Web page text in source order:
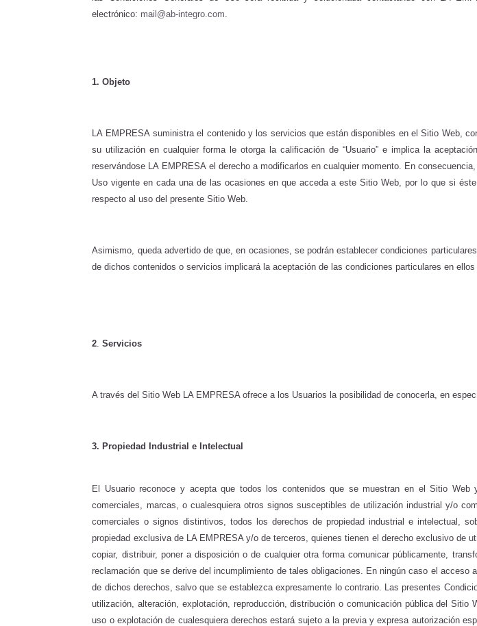
electrónico: mail@ab-integro.com
1. Objeto
LA EMPRESA suministra el contenido y los servicios que están disponibles en el Sitio Web,
su utilización en cualquier forma le otorga la calificación de “Usuario” e implica la
reservándose LA EMPRESA el derecho a modificarlos en cualquier momento. En
Uso vigente en cada una de las ocasiones en que acceda a este Sitio Web, por lo que si
respecto al uso del presente Sitio Web.
Asimismo, queda advertido de que, en ocasiones, se podrán establecer condiciones
de dichos contenidos o servicios implicará la aceptación de las condiciones particulares en ellos
2 Servicios
A través del Sitio Web LA EMPRESA ofrece a los Usuarios la posibilidad de conocerla, en
3. Propiedad Industrial e Intelectual
El Usuario reconoce y acepta que todos los contenidos que se muestran en el Sitio
comerciales, marcas, o cualesquiera otros signos susceptibles de utilización industrial y/o
comerciales o signos distintivos, todos los derechos de propiedad industrial e intelectual,
propiedad exclusiva de LA EMPRESA y/o de terceros, quienes tienen el derecho exclusivo de
copiar, distribuir, poner a disposición o de cualquier otra forma comunicar públicamente,
reclamación que se derive del incumplimiento de tales obligaciones. En ningún caso el
de dichos derechos, salvo que se establezca expresamente lo contrario. Las presentes
utilización, alteración, explotación, reproducción, distribución o comunicación pública del
uso o explotación de cualesquiera derechos estará sujeto a la previa y expresa autorización